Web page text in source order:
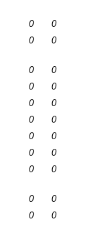
0
0
0 0
0
0
0
0
0
0
0
0
0
0
0
0
0 0
0
0
0
0